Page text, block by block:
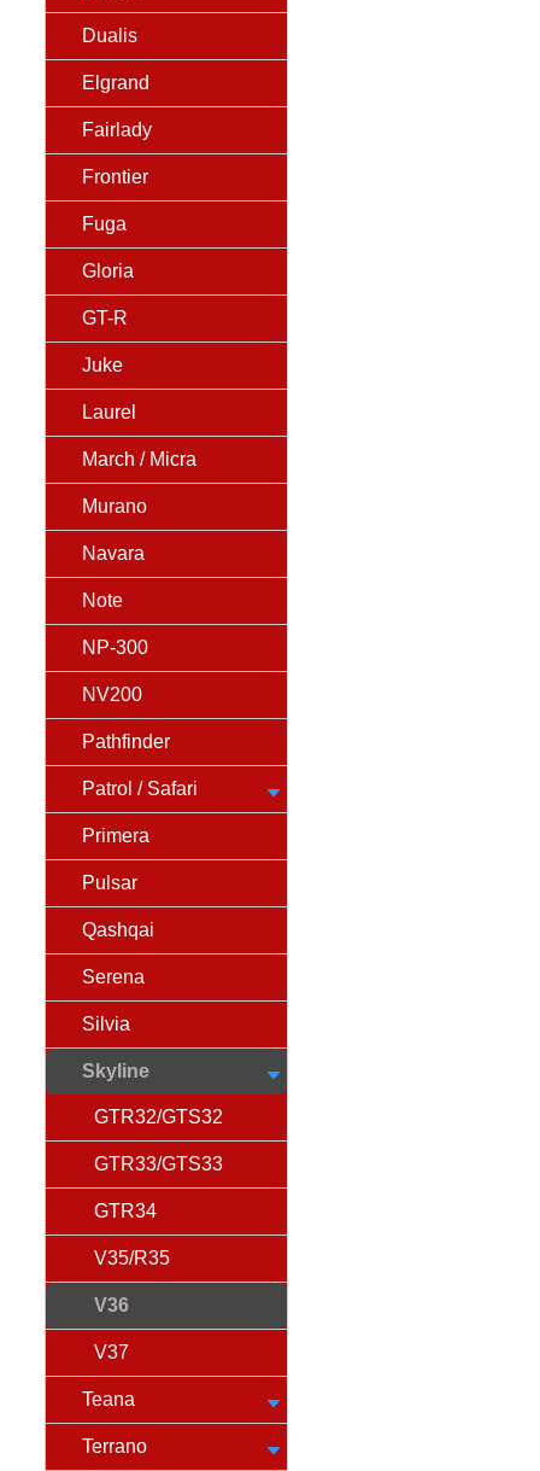
Dualis
Elgrand
Fairlady
Frontier
Fuga
Gloria
GT-R
Juke
Laurel
March / Micra
Murano
Navara
Note
NP-300
NV200
Pathfinder
Patrol / Safari
Primera
Pulsar
Qashqai
Serena
Silvia
Skyline
GTR32/GTS32
GTR33/GTS33
GTR34
V35/R35
V36
V37
Teana
Terrano